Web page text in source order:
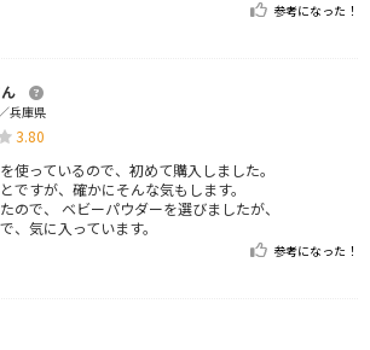
参考になった！
兵庫県
3.80
使っているので、初めて購入しました。
ですが、確かにそんな気もします。
ので、 ベビーパウダーを選びましたが、
、気に入っています。
参考になった！